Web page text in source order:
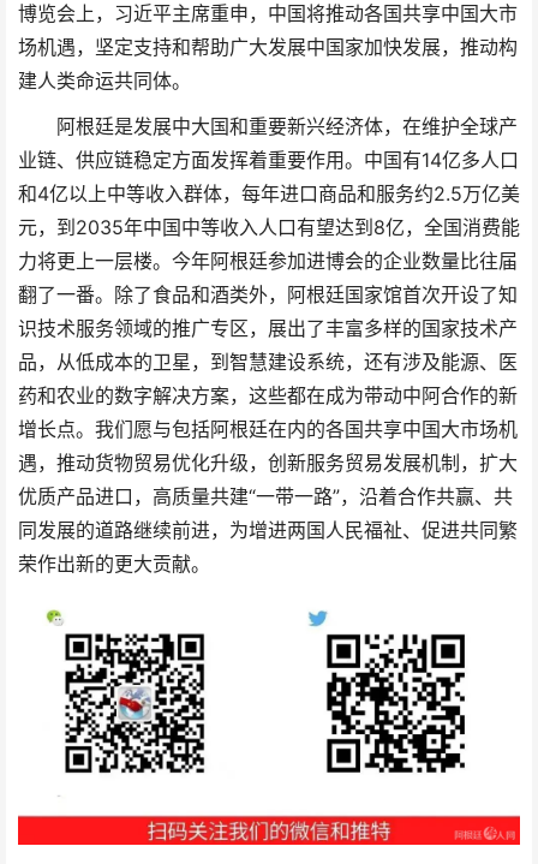
博览会上，习近平主席重申，中国将推动各国共享中国大市
场机遇，坚定支持和帮助广大发展中国家加快发展，推动构
建人类命运共同体。
阿根廷是发展中大国和重要新兴经济体，在维护全球产
业链、供应链稳定方面发挥着重要作用。中国有14亿多人口
和4亿以上中等收入群体，每年进口商品和服务约2.5万亿美
元，到2035年中国中等收入人口有望达到8亿，全国消费能
力将更上一层楼。今年阿根廷参加进博会的企业数量比往届
翻了一番。除了食品和酒类外，阿根廷国家馆首次开设了知
识技术服务领域的推广专区，展出了丰富多样的国家技术产
品，从低成本的卫星，到智慧建设系统，还有涉及能源、医
药和农业的数字解决方案，这些都在成为带动中阿合作的新
增长点。我们愿与包括阿根廷在内的各国共享中国大市场机
遇，推动货物贸易优化升级，创新服务贸易发展机制，扩大
优质产品进口，高质量共建“一带一路”，沿着合作共赢、共
同发展的道路继续前进，为增进两国人民福祉、促进共同繁
荣作出新的更大贡献。